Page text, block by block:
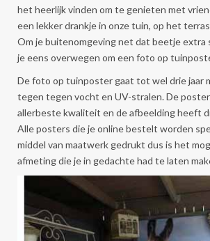
het heerlijk vinden om te genieten met
een lekker drankje in onze tuin, op het
Om je buitenomgeving net dat beetje extra
je eens overwegen om een foto op
De foto op tuinposter gaat tot wel drie jaar
tegen tegen vocht en UV-stralen. De
allerbeste kwaliteit en de afbeelding heeft
Alle posters die je online bestelt worden
middel van maatwerk gedrukt dus is het
afmeting die je in gedachte had te laten